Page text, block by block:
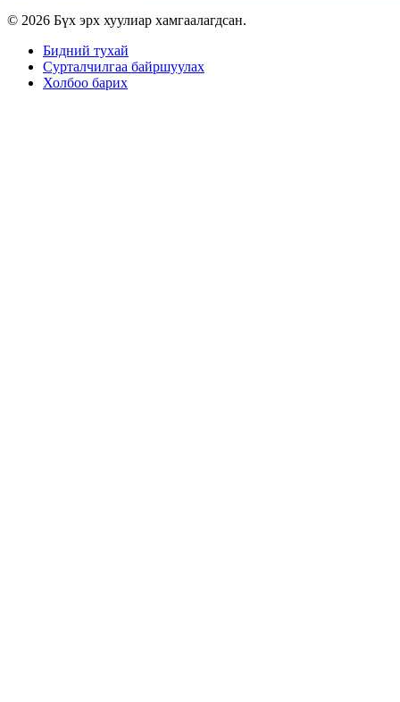
© 2026 Бүх эрх хуулиар хамгаалагдсан.
Бидний тухай
Сурталчилгаа байршуулах
Холбоо барих